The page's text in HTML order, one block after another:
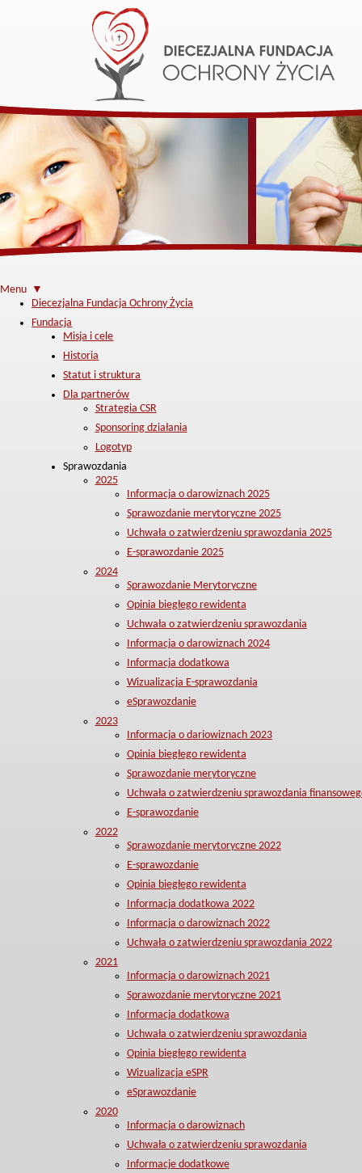
Menu ▼
Diecezjalna Fundacja Ochrony Życia
Fundacja
Misja i cele
Historia
Statut i struktura
Dla partnerów
Strategia CSR
Sponsoring działania
Logotyp
Sprawozdania
2025
Informacja o darowiznach 2025
Sprawozdanie merytoryczne 2025
Uchwała o zatwierdzeniu sprawozdania 2025
E-sprawozdanie 2025
2024
Sprawozdanie Merytoryczne
Opinia biegłego rewidenta
Uchwała o zatwierdzeniu sprawozdania
Informacja o darowiznach 2024
Informacja dodatkowa
Wizualizacja E-sprawozdania
eSprawozdanie
2023
Informacja o dariowiznach 2023
Opinia biegłego rewidenta
Sprawozdanie merytoryczne
Uchwała o zatwierdzeniu sprawozdania
E-sprawozdanie
2022
Sprawozdanie merytoryczne 2022
E-sprawozdanie
Opinia biegłego rewidenta
Informacja dodatkowa 2022
Informacja o darowiznach 2022
Uchwała o zatwierdzeniu sprawozdania 2022
2021
Informacja o darowiznach 2021
Sprawozdanie merytoryczne 2021
Informacja dodatkowa
Uchwała o zatwierdzeniu sprawozdania
Opinia biegłego rewidenta
Wizualizacja eSPR
eSprawozdanie
2020
Informacja o darowiznach
Uchwała o zatwierdzeniu sprawozdania
Informacje dodatkowe